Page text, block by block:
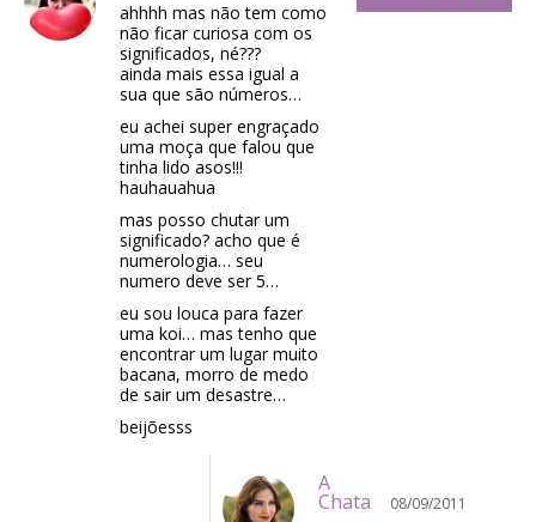
ahhhh mas não tem como
não ficar curiosa com os
significados, né???
ainda mais essa igual a
sua que são números…
eu achei super engraçado
uma moça que falou que
tinha lido asos!!!
hauhauahua
mas posso chutar um
significado? acho que é
numerologia… seu
numero deve ser 5…
eu sou louca para fazer
uma koi… mas tenho que
encontrar um lugar muito
bacana, morro de medo
de sair um desastre…
beijõesss
A
Chata
08/09/2011